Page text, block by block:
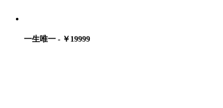
一生唯一 - ￥19999